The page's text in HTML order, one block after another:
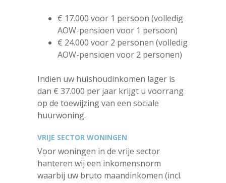
€ 17.000 voor 1 persoon (volledig
AOW-pensioen voor 1 persoon)
€ 24.000 voor 2 personen (volledig
AOW-pensioen voor 2 personen)
Indien uw huishoudinkomen lager is
dan € 37.000 per jaar krijgt u voorrang
op de toewijzing van een sociale
huurwoning.
VRIJE SECTOR WONINGEN
Voor woningen in de vrije sector
hanteren wij een inkomensnorm
waarbij uw bruto maandinkomen (incl.